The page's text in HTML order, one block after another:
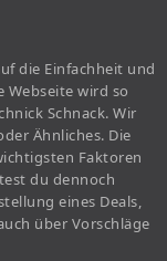
die Einfachheit und
Webseite wird so
Schnack. Wir
Ähnliches. Die
Faktoren
du dennoch
eines Deals,
über Vorschläge